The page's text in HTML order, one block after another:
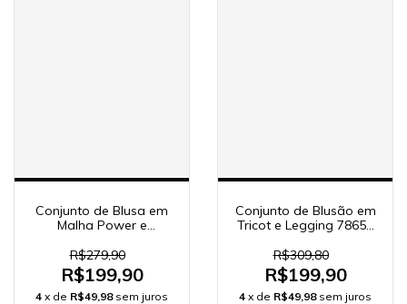
Conjunto de Blusa em
Malha Power e
Cotelê com Elastano
79339 Kukiê Infantil
Menina
R$279,90
R$199,90
4 x de R$49,98 sem juros
Conjunto de Blusão em
Tricot e Legging 78657
R$309,80
R$199,90
4 x de R$49,98 sem juros